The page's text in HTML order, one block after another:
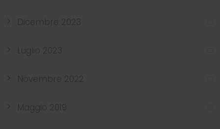
Dicembre 2023
Luglio 2023
Novembre 2022
Maggio 2019